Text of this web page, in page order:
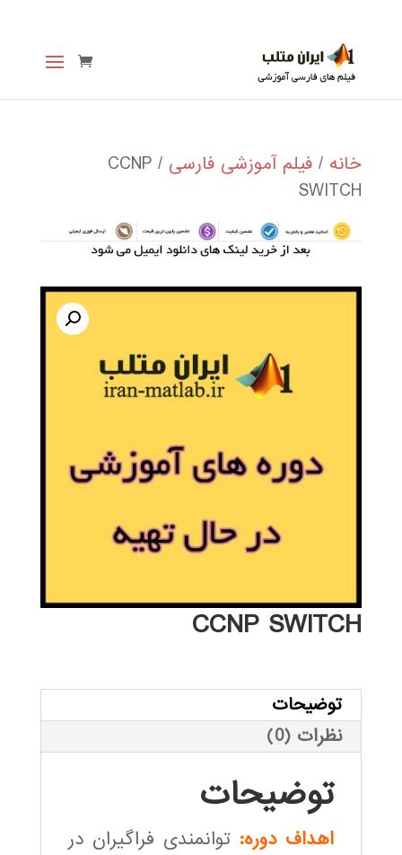
خانه / فیلم آموزشی فارسی
/ CCNP
SWITCH
CCNP SWITCH
توضیحات
نظرات (0)
توضیحات
اهداف دوره: توانمندی فراگیران در